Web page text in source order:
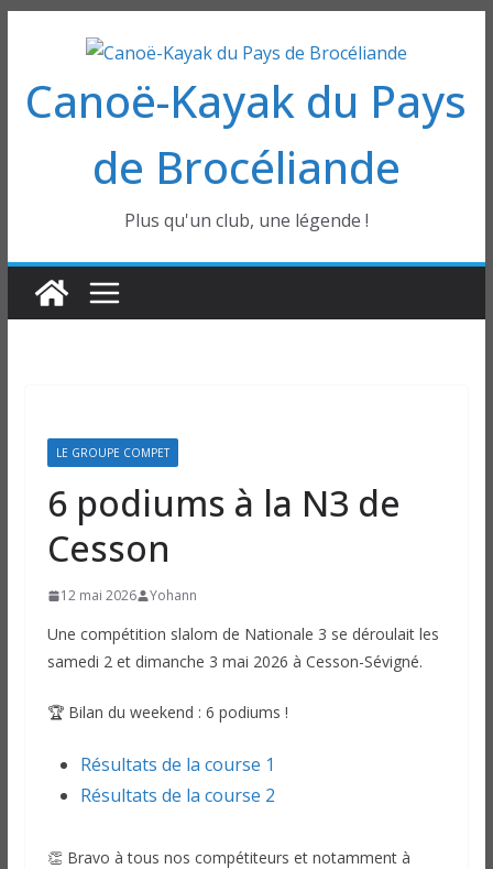
contenu
Canoë-Kayak du Pays
de Brocéliande
Plus qu'un club, une légende !
LE GROUPE COMPET
6 podiums à la N3 de
Cesson
12 mai 2026 Yohann
Une compétition slalom de Nationale 3 se déroulait les
samedi 2 et dimanche 3 mai 2026 à Cesson-Sévigné.
🏆 Bilan du weekend : 6 podiums !
Résultats de la course 1
Résultats de la course 2
👏 Bravo à tous nos compétiteurs et notamment à